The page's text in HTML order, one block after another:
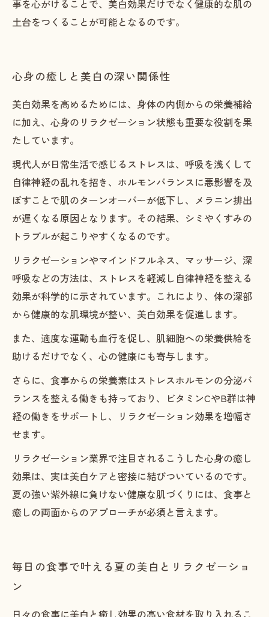
事を心がけることで、美白効果だけでなく健康的な肌の
土台をつくることが可能となるのです。
心身の癒しと美白の深い関係性
美白効果を高めるためには、身体の内側からの栄養補給
に加え、心身のリラクゼーション状態も重要な役割を果
たしています。
現代人が日常生活で感じるストレスは、呼吸を浅くして
自律神経の乱れを招き、ホルモンバランスに悪影響を及
ぼすことで肌のターンオーバーが低下し、メラニン排出
が遅くなる原因となります。その結果、シミやくすみの
トラブルが起こりやすくなるのです。
リラクゼーションやマインドフルネス、マッサージ、深
呼吸などの方法は、ストレスを軽減し自律神経を整える
効果が科学的に示されています。これにより、体の深部
から健康的な肌環境が整い、美白効果を促進します。
また、適度な運動も血行を促し、肌細胞への栄養供給を
助けるだけでなく、心の健康にも寄与します。
さらに、食事からの栄養素はストレスホルモンの分泌バ
ランスを整える働きも持っており、ビタミンCやB群は神
経の働きをサポートし、リラクゼーション効果を増幅さ
せます。
リラクゼーション業界で注目されるこうした心身の癒し
効果は、実は美白ケアと密接に結びついているのです。
夏の強い紫外線に負けない健康な肌づくりには、食事と
癒しの両面からのアプローチが必須と言えます。
毎日の食事で叶える夏の美白とリラクゼーショ
ン
日々の食事に美白と癒し効果の高い食材を取り入れるこ